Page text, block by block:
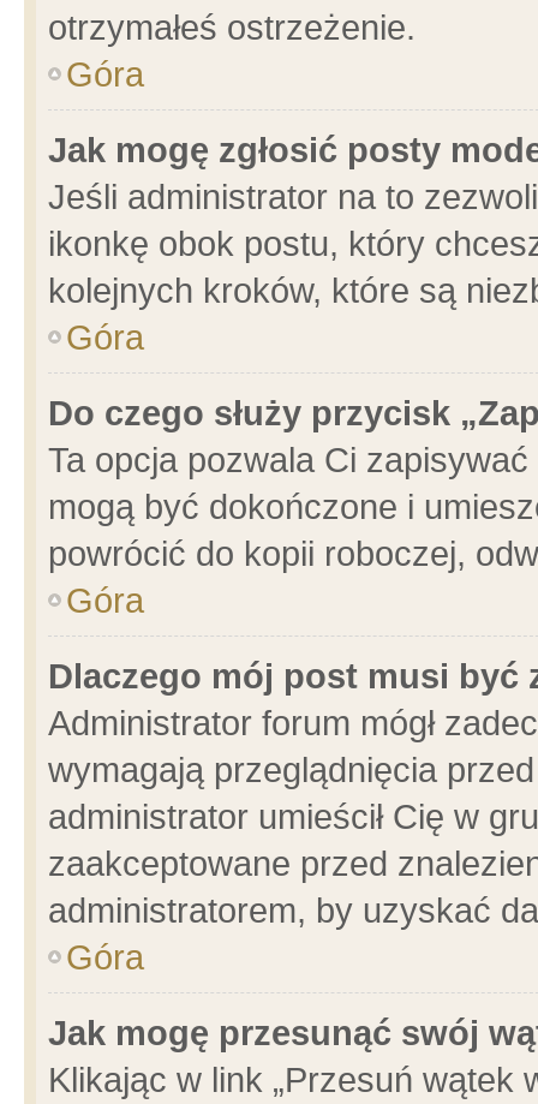
otrzymałeś ostrzeżenie.
Góra
Jak mogę zgłosić posty
Jeśli administrator na to
ikonkę obok postu, który
kolejnych kroków, które są
Góra
Do czego służy przycisk
Ta opcja pozwala Ci
mogą być dokończone i
powrócić do kopii roboczej,
Góra
Dlaczego mój post musi być
Administrator forum mógł
wymagają przeglądnięcia
administrator umieścił Cię w
zaakceptowane przed
administratorem, by uzyskać
Góra
Jak mogę przesunąć swój
Klikając w link „Przesuń wątek